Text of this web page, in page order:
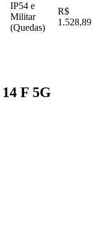
IP54 e
Militar
(Quedas)
R$
1.528,89
F 5G